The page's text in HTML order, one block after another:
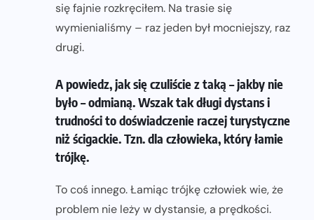
się fajnie rozkręciłem. Na trasie się
wymienialiśmy – raz jeden był mocniejszy, raz
drugi.
A powiedz, jak się czuliście z taką – jakby nie
było – odmianą. Wszak tak długi dystans i
trudności to doświadczenie raczej turystyczne
niż ścigackie. Tzn. dla człowieka, który łamie
trójkę.
To coś innego. Łamiąc trójkę człowiek wie, że
problem nie leży w dystansie, a prędkości.